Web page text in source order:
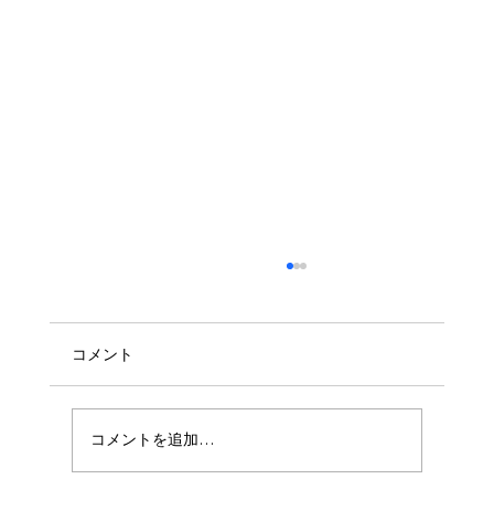
コメント
コメントを追加…